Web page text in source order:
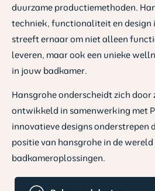
duurzame productiemethoden.
techniek, functionaliteit en design
streeft ernaar om niet alleen
leveren, maar ook een unieke
in jouw badkamer.
Hansgrohe onderscheidt zich door
ontwikkeld in samenwerking met
innovatieve designs onderstrepen
positie van hansgrohe in de wereld
badkameroplossingen.